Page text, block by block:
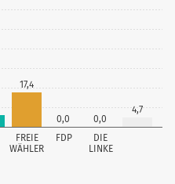
FREIE
WÄHLER
FDP
DIE
LINKE
17,4
0,0 0,0
4,7